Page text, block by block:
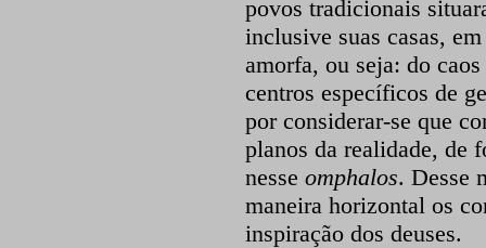
povos tradicionais
inclusive suas casas,
amorfa, ou seja: do
centros específicos de
por considerar-se que
planos da realidade, de
nesse omphalos. Desse
maneira horizontal os
inspiração dos deuses.